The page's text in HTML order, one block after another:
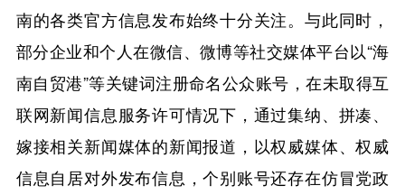
南的各类官方信息发布始终十分关注。与此同时，
部分企业和个人在微信、微博等社交媒体平台以“海
南自贸港”等关键词注册命名公众账号，在未取得互
联网新闻信息服务许可情况下，通过集纳、拼凑、
嫁接相关新闻媒体的新闻报道，以权威媒体、权威
信息自居对外发布信息，个别账号还存在仿冒党政